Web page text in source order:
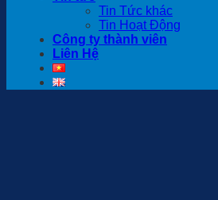
Tin Tức khác
Tin Hoạt Động
Công ty thành viên
Liên Hệ